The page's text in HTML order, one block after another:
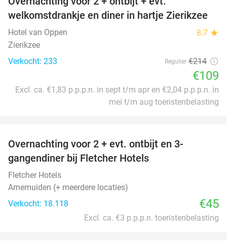
welkomstdrankje en diner in hartje Zierikzee
Hotel van Oppen 8.7 star
Zierikzee
Verkocht: 233
Regulier €214
€109
Excl. ca. €1,83 p.p.p.n. in sept t/m apr en €2,04 p.p.p.n. in
mei t/m aug toeristenbelasting
Overnachting voor 2 + evt. ontbijt en 3-
gangendiner bij Fletcher Hotels
Fletcher Hotels
Arnemuiden (+ meerdere locaties)
Verkocht: 18.118
€45
Excl. ca. €3 p.p.p.n. toeristenbelasting